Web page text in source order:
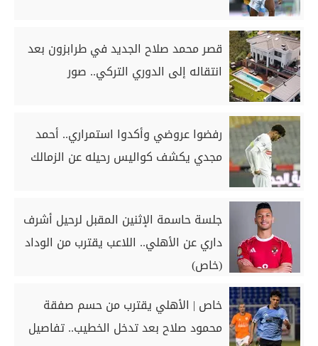
قصر محمد صلاح الجديد في طرابزون بعد
انتقاله إلى الدوري التركي.. صور
رفضوا عروضي وأكدوا استمراري.. أحمد
مجدي يكشف كواليس رحيله عن الزمالك
جلسة حاسمة الإثنين المقبل لرحيل أشرف
داري عن الأهلي.. اللاعب يقترب من الوداد
(خاص)
خاص | الأهلي يقترب من حسم صفقة
محمود صلاح بعد تدخل الخطيب.. تفاصيل